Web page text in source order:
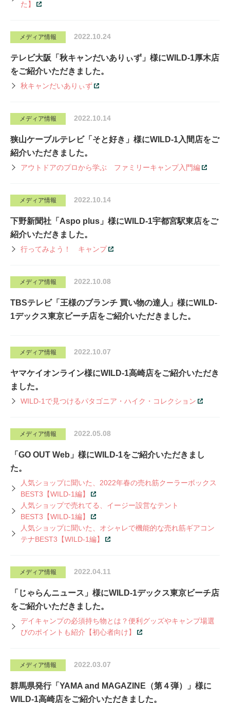
た】
メディア情報 2022.10.24
テレビ大阪「秋キャンだいありぃず」様にWILD-1厚木店
をご紹介いただきました。
秋キャンだいありぃず
メディア情報 2022.10.14
狭山ケーブルテレビ「そと好き」様にWILD-1入間店をご
紹介いただきました。
アウトドアのプロから学ぶ ファミリーキャンプ入門編
メディア情報 2022.10.14
下野新聞社「Aspo plus」様にWILD-1宇都宮駅東店をご
紹介いただきました。
行ってみよう！ キャンプ
メディア情報 2022.10.08
TBSテレビ「王様のブランチ 買い物の達人」様にWILD-
1デックス東京ビーチ店をご紹介いただきました。
メディア情報 2022.10.07
ヤマケイオンライン様にWILD-1高崎店をご紹介いただき
ました。
WILD-1で見つけるパタゴニア・ハイク・コレクション
メディア情報 2022.05.08
「GO OUT Web」様にWILD-1をご紹介いただきまし
た。
人気ショップに聞いた、2022年春の売れ筋クーラーボックス
BEST3【WILD-1編】
人気ショップで売れてる、イージー設営なテント
BEST3【WILD-1編】
人気ショップに聞いた、オシャレで機能的な売れ筋ギアコン
テナBEST3【WILD-1編】
メディア情報 2022.04.11
「じゃらんニュース」様にWILD-1デックス東京ビーチ店
をご紹介いただきました。
デイキャンプの必須持ち物とは？便利グッズやキャンプ場選
びのポイントも紹介【初心者向け】
メディア情報 2022.03.07
群馬県発行「YAMA and MAGAZINE（第４弾）」様に
WILD-1高崎店をご紹介いただきました。